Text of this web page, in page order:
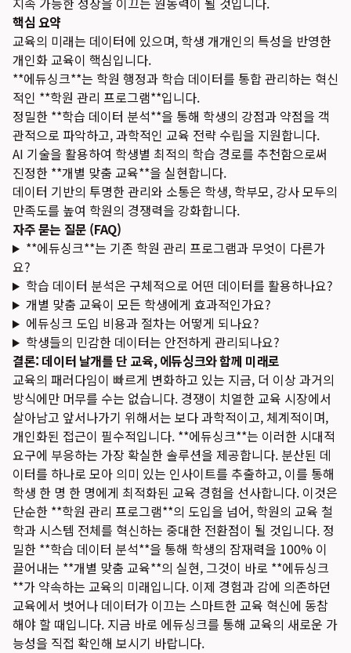
핵심 요약
교육의 미래는 데이터에 있으며, 학생 개개인의 특성을 반영한
개인화 교육이 핵심입니다.
**에듀싱크**는 학원 행정과 학습 데이터를 통합 관리하는 혁신
적인 **학원 관리 프로그램**입니다.
정밀한 **학습 데이터 분석**을 통해 학생의 강점과 약점을 객
관적으로 파악하고, 과학적인 교육 전략 수립을 지원합니다.
AI 기술을 활용하여 학생별 최적의 학습 경로를 추천함으로써
진정한 **개별 맞춤 교육**을 실현합니다.
데이터 기반의 투명한 관리와 소통은 학생, 학부모, 강사 모두의
만족도를 높여 학원의 경쟁력을 강화합니다.
자주 묻는 질문 (FAQ)
**에듀싱크**는 기존 학원 관리 프로그램과 무엇이 다른가
요?
학습 데이터 분석은 구체적으로 어떤 데이터를 활용하나요?
개별 맞춤 교육이 모든 학생에게 효과적인가요?
에듀싱크 도입 비용과 절차는 어떻게 되나요?
학생들의 민감한 데이터는 안전하게 관리되나요?
결론: 데이터 날개를 단 교육, 에듀싱크와 함께 미래로
교육의 패러다임이 빠르게 변화하고 있는 지금, 더 이상 과거의
방식에만 머무를 수는 없습니다. 경쟁이 치열한 교육 시장에서
살아남고 앞서나가기 위해서는 보다 과학적이고, 체계적이며,
개인화된 접근이 필수적입니다. **에듀싱크**는 이러한 시대적
요구에 부응하는 가장 확실한 솔루션을 제공합니다. 분산된 데
이터를 하나로 모아 의미 있는 인사이트를 추출하고, 이를 통해
학생 한 명 한 명에게 최적화된 교육 경험을 선사합니다. 이것은
단순한 **학원 관리 프로그램**의 도입을 넘어, 학원의 교육 철
학과 시스템 전체를 혁신하는 중대한 전환점이 될 것입니다. 정
밀한 **학습 데이터 분석**을 통해 학생의 잠재력을 100% 이
끌어내는 **개별 맞춤 교육**의 실현, 그것이 바로 **에듀싱크
**가 약속하는 교육의 미래입니다. 이제 경험과 감에 의존하던
교육에서 벗어나 데이터가 이끄는 스마트한 교육 혁신에 동참
해야 할 때입니다. 지금 바로 에듀싱크를 통해 교육의 새로운 가
능성을 직접 확인해 보시기 바랍니다.